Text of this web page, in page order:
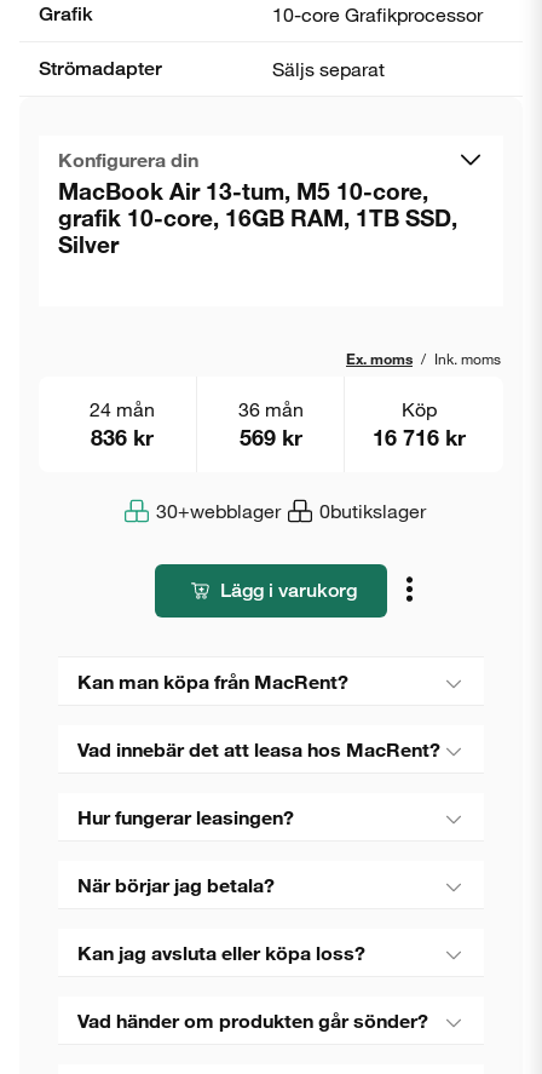
Grafik 10-core Grafik­processor
Strömadapter Säljs separat
Konfigurera din
MacBook Air 13-tum, M5 10-core,
grafik 10-core, 16GB RAM, 1TB SSD,
Silver
Ex. moms / Ink. moms
30+webblager 0butikslager
24 mån
836 kr
36 mån
569 kr
Köp
16 716 kr
Lägg i varukorg
Kan man köpa från MacRent?
Vad innebär det att leasa hos MacRent?
Hur fungerar leasingen?
När börjar jag betala?
Kan jag avsluta eller köpa loss?
Vad händer om produkten går sönder?